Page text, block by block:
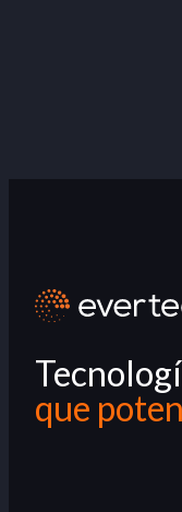
que